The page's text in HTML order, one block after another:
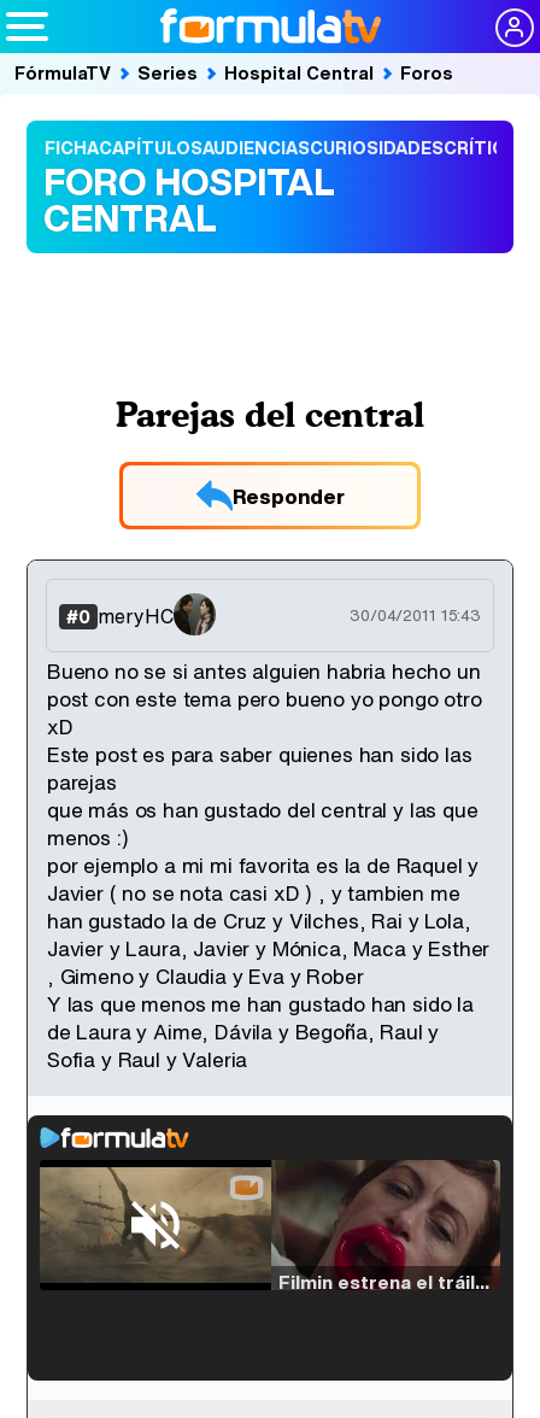
FórmulaTV Series Hospital Central Foros
FICHACAPÍTULOSAUDIENCIASCURIOSIDADESCRÍTICAS
FORO HOSPITAL
CENTRAL
Parejas del central
Responder
#0 meryHC 30/04/2011 15:43
Bueno no se si antes alguien habria hecho un
post con este tema pero bueno yo pongo otro
xD
Este post es para saber quienes han sido las
parejas
que más os han gustado del central y las que
menos :)
por ejemplo a mi mi favorita es la de Raquel y
Javier ( no se nota casi xD ) , y tambien me
han gustado la de Cruz y Vilches, Rai y Lola,
Javier y Laura, Javier y Mónica, Maca y Esther
, Gimeno y Claudia y Eva y Rober
Y las que menos me han gustado han sido la
de Laura y Aime, Dávila y Begoña, Raul y
Sofia y Raul y Valeria
Unmute
Loaded:
Filmin estrena el tráiler de 'Millennial Mal', su nueva comedia universitaria de la mano de Lorena Iglesias